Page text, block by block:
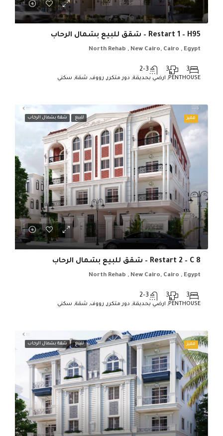
Restart 1 – H95 – شقق للبيع بشمال الرحاب
North Rehab , New Cairo, Cairo , Egypt
3
3
2-3
PENTHOUSE, ارضي بحديقة, دور متكرر, رووف, شقة, سكني
مميز للبيع شقة بشمال الرحاب
Restart 2 – C 8 – شقق للبيع بشمال الرحاب
North Rehab , New Cairo, Cairo , Egypt
3
3
2-3
PENTHOUSE, ارضي بحديقة, دور متكرر, رووف, شقة, سكني
مميز للبيع شقة بشمال الرحاب